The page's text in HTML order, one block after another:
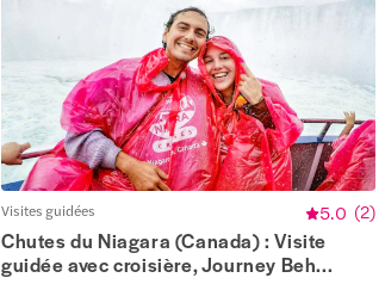
Visites guidées 5.0 (2)
Chutes du Niagara (Canada) : Visite
guidée avec croisière, Journey Beh...